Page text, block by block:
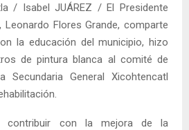
/ Isabel JUÁREZ / El Presidente
Leonardo Flores Grande, comparte
la educación del municipio, hizo
de pintura blanca al comité de
Secundaria General Xicohtencatl
contribuir con la mejora de la